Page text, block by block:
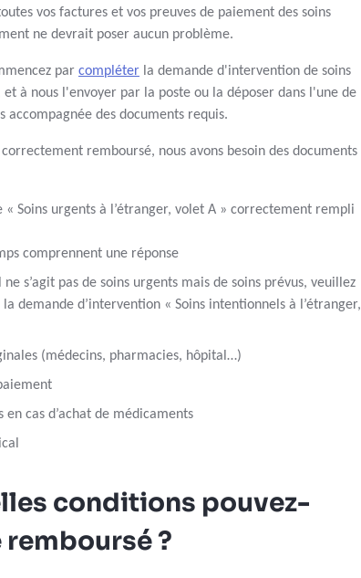
vos factures et vos preuves de paiement des soins
ne devrait poser aucun problème.
par compléter la demande d'intervention de soins
à nous l'envoyer par la poste ou la déposer dans l'une de
accompagnée des documents requis.
correctement remboursé, nous avons besoin des documents
Soins urgents à l’étranger, volet A » correctement rempli
comprennent une réponse
ne s’agit pas de soins urgents mais de soins prévus, veuillez
demande d’intervention « Soins intentionnels à l’étranger,
(médecins, pharmacies, hôpital…)
en cas d’achat de médicaments
conditions pouvez-
?